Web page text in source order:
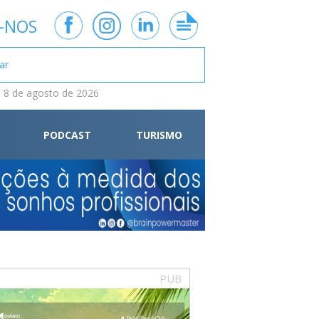
8 de agosto de 2026
PODCAST TURISMO
PUB